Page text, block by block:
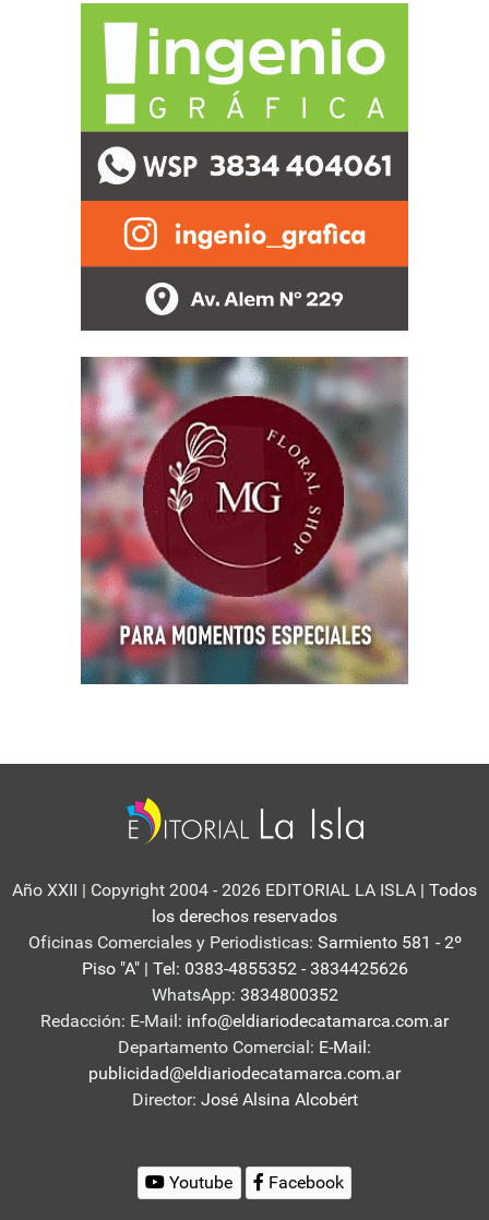
Año XXII | Copyright 2004 - 2026 EDITORIAL LA ISLA | Todos
los derechos reservados
Oficinas Comerciales y Periodisticas: Sarmiento 581 - 2º
Piso "A" | Tel: 0383-4855352 - 3834425626
WhatsApp: 3834800352
Redacción: E-Mail: info@eldiariodecatamarca.com.ar
Departamento Comercial: E-Mail:
publicidad@eldiariodecatamarca.com.ar
Director: José Alsina Alcobért
Youtube Facebook